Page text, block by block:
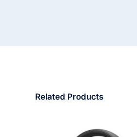
Related Products